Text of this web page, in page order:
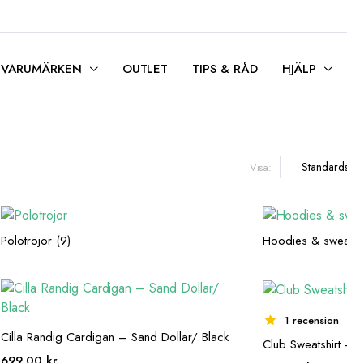
VARUMÄRKEN OUTLET TIPS & RÅD HJÄLP
Visa:
Polotröjor (9) Hoodies &
Cilla Randig Cardigan – Sand Dollar/ Black
1 recension
Club